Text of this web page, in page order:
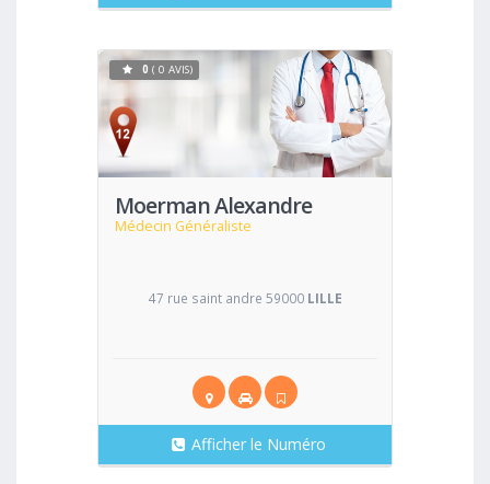
Moerman Alexandre
Médecin Généraliste
Voir
0 ( 0 AVIS)
47 rue saint andre 59000 LILLE
Afficher le Numéro